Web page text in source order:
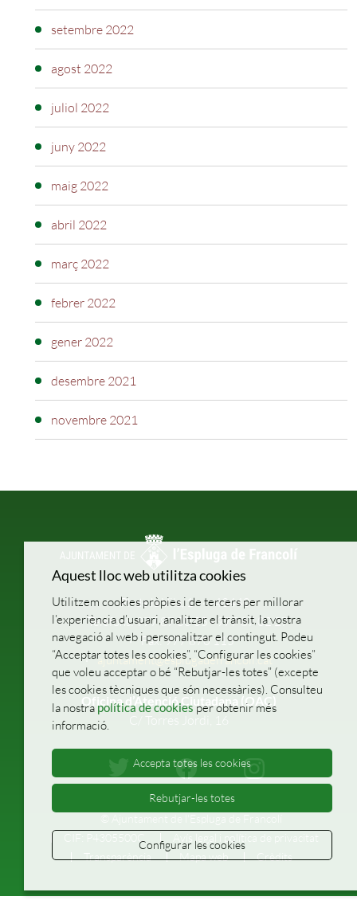
setembre 2022
agost 2022
juliol 2022
juny 2022
maig 2022
abril 2022
març 2022
febrer 2022
gener 2022
desembre 2021
novembre 2021
Pl. de la Vila, 1
43440
Telèfons: 977 87 00 05 - 977 87 02 27
Fax: 977 870 115
ajuntament@esplugadefrancoli.cat
Oficina d’Atenció Ciutadana (OAC)
Avís legal i política de privacitat
Transparència
Mapa web Crèdits
Aquest lloc web utilitza cookies
Utilitzem cookies pròpies i de tercers per millorar
l’experiència d’usuari, analitzar el trànsit, la vostra
navegació al web i personalitzar el contingut. Podeu
“Acceptar totes les cookies”, “Configurar les cookies”
que voleu acceptar o bé “Rebutjar-les totes” (excepte
les cookies tècniques que són necessàries). Consulteu
la nostra política de cookies per obtenir més
informació.
Accepta totes les cookies
Rebutjar-les totes
Configurar les cookies